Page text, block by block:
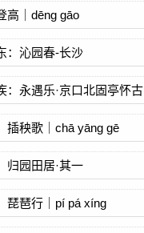
高｜dēng gāo
：沁园春-长沙
：永遇乐·京口北固亭怀古
插秧歌｜chā yāng gē
归园田居·其一
琵琶行｜pí pá xíng